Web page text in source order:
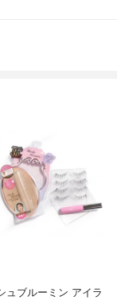
ブルーミン アイラ